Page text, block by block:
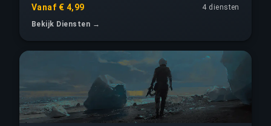
Vanaf € 4,99
4 diensten
Bekijk Diensten →